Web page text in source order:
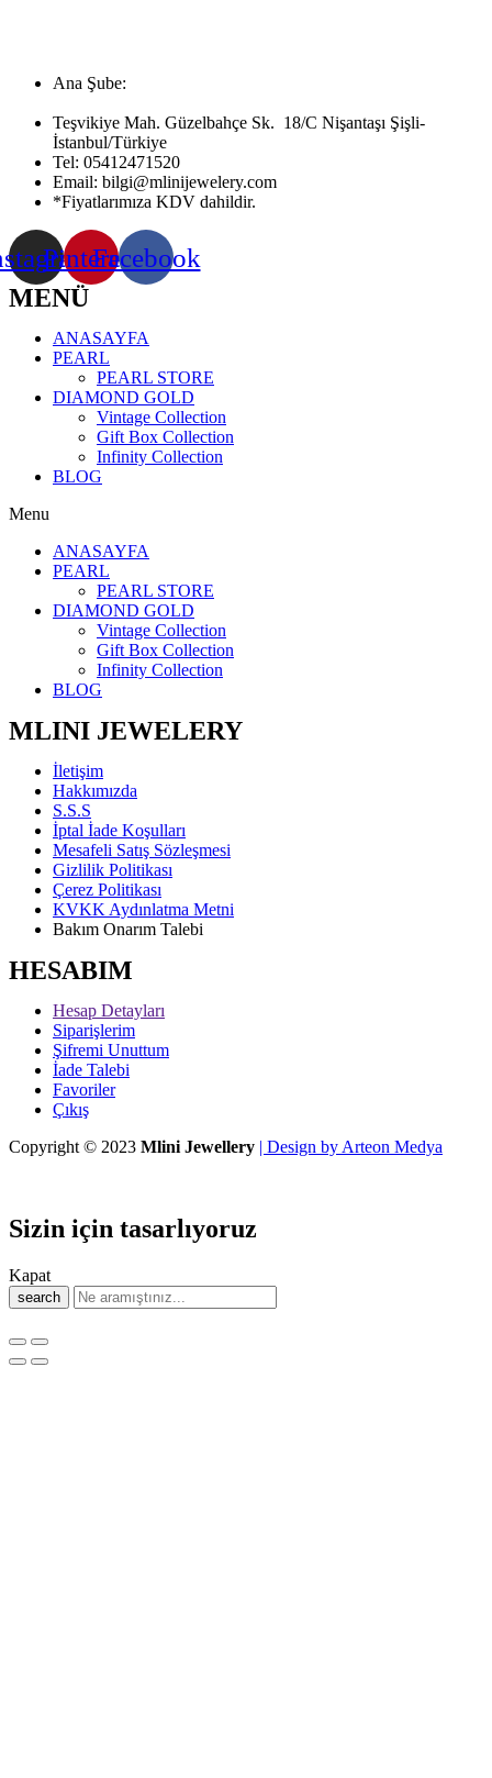
Ana Şube:
Teşvikiye Mah. Güzelbahçe Sk. 18/C Nişantaşı Şişli-
İstanbul/Türkiye
Tel: 05412471520
Email: bilgi@mlinijewelery.com
*Fiyatlarımıza KDV dahildir.
PinterestFacebook
MENÜ
ANASAYFA
PEARL
PEARL STORE
DIAMOND GOLD
Vintage Collection
Gift Box Collection
Infinity Collection
BLOG
Menu
ANASAYFA
PEARL
PEARL STORE
DIAMOND GOLD
Vintage Collection
Gift Box Collection
Infinity Collection
BLOG
MLINI JEWELERY
İletişim
Hakkımızda
S.S.S
İptal İade Koşulları
Mesafeli Satış Sözleşmesi
Gizlilik Politikası
Çerez Politikası
KVKK Aydınlatma Metni
Bakım Onarım Talebi
HESABIM
Hesap Detayları
Siparişlerim
Şifremi Unuttum
İade Talebi
Favoriler
Çıkış
Copyright © 2023 Mlini Jewellery | Design by Arteon Medya
Sizin için tasarlıyoruz
Kapat
search